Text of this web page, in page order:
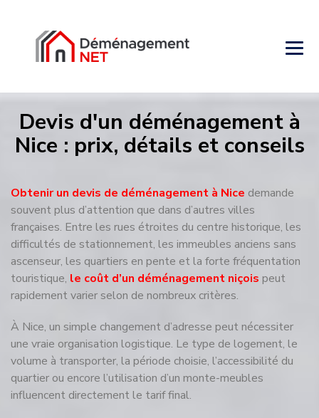
Devis d'un déménagement à
Nice : prix, détails et conseils
Obtenir un devis de déménagement à Nice demande
souvent plus d’attention que dans d’autres villes
françaises. Entre les rues étroites du centre historique, les
difficultés de stationnement, les immeubles anciens sans
ascenseur, les quartiers en pente et la forte fréquentation
touristique, le coût d’un déménagement niçois peut
rapidement varier selon de nombreux critères.
À Nice, un simple changement d’adresse peut nécessiter
une vraie organisation logistique. Le type de logement, le
volume à transporter, la période choisie, l’accessibilité du
quartier ou encore l’utilisation d’un monte-meubles
influencent directement le tarif final.